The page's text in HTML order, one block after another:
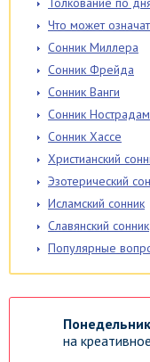
Что может
Сонник Миллера
Сонник Фрейда
Сонник Ванги
Сонник
Сонник Хассе
Христианский
Эзотерический
Исламский сонник
Славянский сонник
Популярные
на